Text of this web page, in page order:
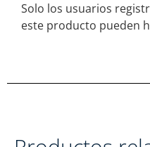
Solo los usuarios
este producto pueden